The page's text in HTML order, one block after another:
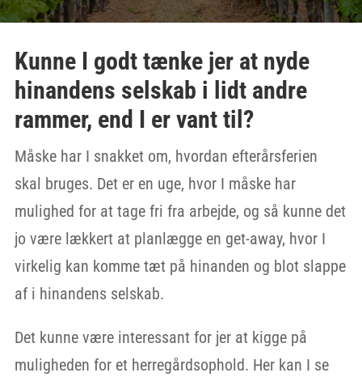
Kunne I godt tænke jer at nyde
hinandens selskab i lidt andre
rammer, end I er vant til?
Måske har I snakket om, hvordan efterårsferien
skal bruges. Det er en uge, hvor I måske har
mulighed for at tage fri fra arbejde, og så kunne det
jo være lækkert at planlægge en get-away, hvor I
virkelig kan komme tæt på hinanden og blot slappe
af i hinandens selskab.
Det kunne være interessant for jer at kigge på
muligheden for et herregårdsophold. Her kan I se